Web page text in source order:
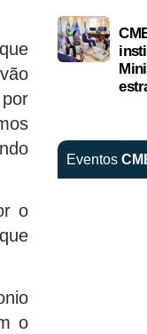
o
o
Eventos